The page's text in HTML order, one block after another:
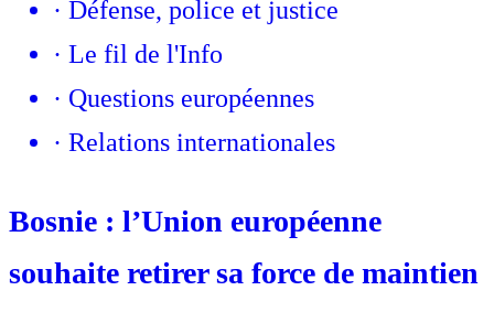
· Défense, police et justice
· Le fil de l'Info
· Questions européennes
· Relations internationales
Bosnie : l’Union européenne
souhaite retirer sa force de maintien